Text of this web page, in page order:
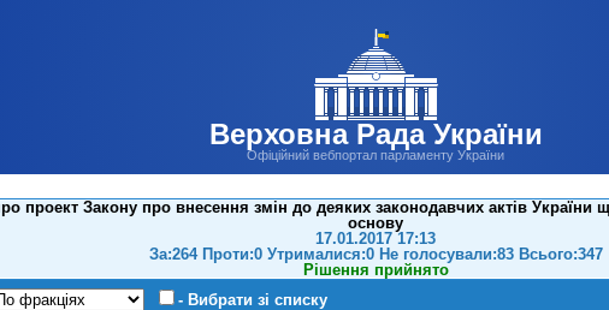
Верховна Рада України
Офіційний вебпортал парламенту України
проект Закону про внесення змін до деяких законодавчих актів
основу
17.01.2017 17:13
За:264 Проти:0 Утрималися:0 Не голосували:83 Всього:347
Рішення прийнято
- Вибрати зі списку